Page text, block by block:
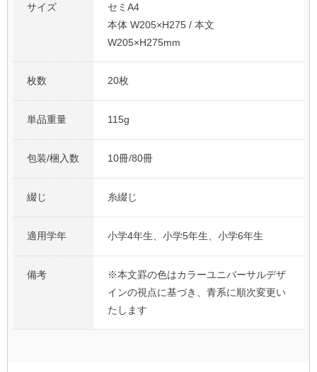
サイズ
セミA4
本体 W205×H275 / 本文
W205×H275mm
枚数 20枚
単品重量 115g
包装/梱入数 10冊/80冊
綴じ 糸綴じ
適用学年 小学4年生、小学5年生、小学6年生
備考
※本文罫の色はカラーユニバーサルデザ
インの視点に基づき、青系に順次変更い
たします